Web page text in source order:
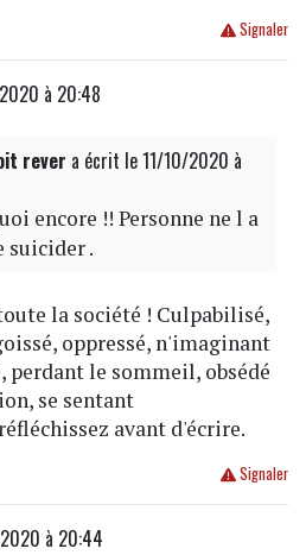
Signaler
à 20:48
rever a écrit le 11/10/2020 à
encore !! Personne ne l a
suicider .
la société ! Culpabilisé,
oppressé, n'imaginant
perdant le sommeil, obsédé
se sentant
avant d'écrire.
Signaler
à 20:44